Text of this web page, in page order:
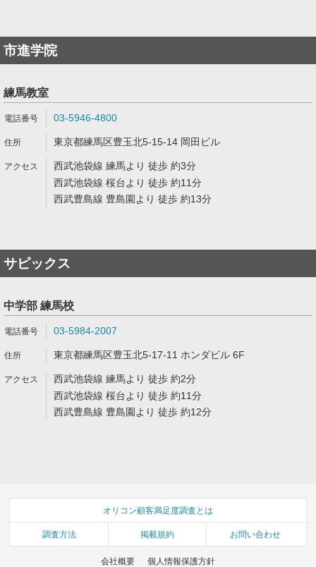
市進学院
練馬教室
03-5946-4800
東京都練馬区豊玉北5-15-14 岡田ビル
西武池袋線 練馬より 徒歩 約3分
西武池袋線 桜台より 徒歩 約11分
西武豊島線 豊島園より 徒歩 約13分
サピックス
中学部 練馬校
03-5984-2007
東京都練馬区豊玉北5-17-11 ホンダビル 6F
西武池袋線 練馬より 徒歩 約2分
西武池袋線 桜台より 徒歩 約11分
西武豊島線 豊島園より 徒歩 約12分
オリコン顧客満足度調査とは
調査方法 掲載規約 お問い合わせ
会社概要 個人情報保護方針